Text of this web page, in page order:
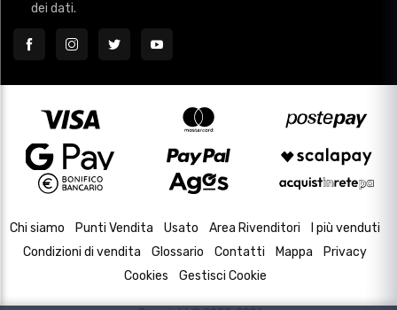
dei dati.
Chi siamo Punti Vendita Usato Area Rivenditori
I più venduti
Condizioni di vendita
Glossario Contatti Mappa
Privacy
Cookies
Gestisci Cookie